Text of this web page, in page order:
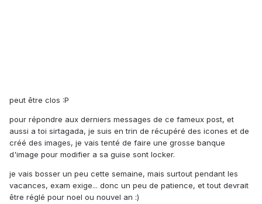
peut être clos :P
pour répondre aux derniers messages de ce fameux post, et
aussi a toi sirtagada, je suis en trin de récupéré des icones et de
créé des images, je vais tenté de faire une grosse banque
d'image pour modifier a sa guise sont locker.
je vais bosser un peu cette semaine, mais surtout pendant les
vacances, exam exige... donc un peu de patience, et tout devrait
être réglé pour noel ou nouvel an :)